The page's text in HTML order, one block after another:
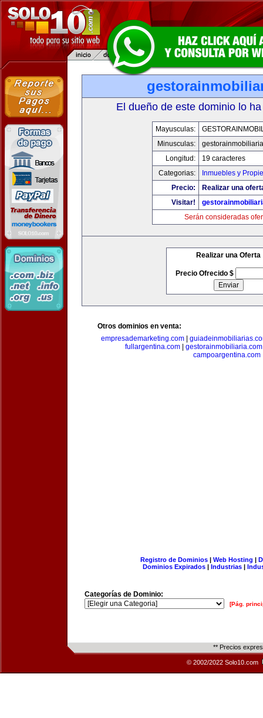
El dueño de este dominio lo
Mayusculas:
Minusculas:
Longitud:
19 caracteres
Categorias:
Inmuebles y
Precio:
Realizar una
Visitar!
Serán consideradas
Realizar una Oferta
Precio Ofrecido $
Otros dominios en venta:
empresademarketing.com|
fullargentina.com
gestorainmobiliaria.com
campoargentina.com
Registro de Dominios| Web Hosting |
Dominios Expirados | Industrias |
Categorías de Dominio:
[Pág.
** Precios
© 2002/2022 Solo10.com